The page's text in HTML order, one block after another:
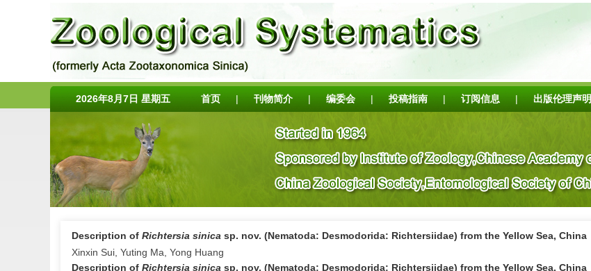
2026年8月7日 星期五 首页 | 刊物简介 | 编委会 | 投稿指南 | 订阅信息 | 出版伦理声明
Description of Richtersia sinica sp. nov. (Nematoda: Desmodorida: Richtersiidae) from the Yellow Sea, China
Xinxin Sui, Yuting Ma, Yong Huang
Description of Richtersia sinica sp. nov. (Nematoda: Desmodorida: Richtersiidae) from the Yellow Sea, China